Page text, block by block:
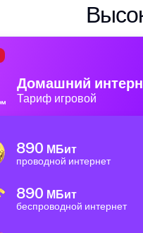
Домашний
Тариф игровой
890 МБит
проводной интернет
890 МБит
беспроводной интернет